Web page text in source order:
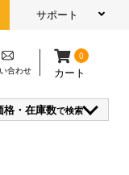
サポート
合わせ
0
カート
格・在庫数で検索